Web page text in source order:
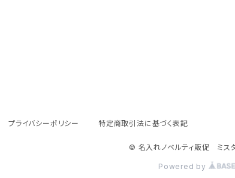
プライバシーポリシー 特定商取引法に基づく表記
© 名入れノベルティ販促 ミス
Powered by